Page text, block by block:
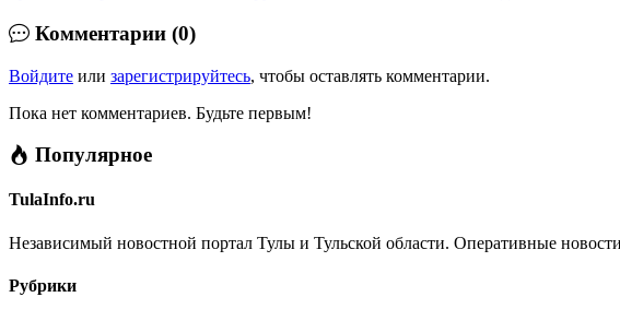
Комментарии (0)
Войдите или зарегистрируйтесь, чтобы оставлять комментарии.
Пока нет комментариев. Будьте первым!
Популярное
TulaInfo.ru
Независимый новостной портал Тулы и Тульской области. Оперативные
Рубрики